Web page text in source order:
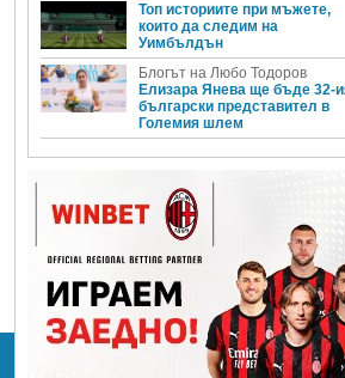
Топ историите при мъжете,
които да следим на
Уимбълдън
Блогът на Любо Тодоров
Елизара Янева ще бъде 32-
български представител в
Големия шлем